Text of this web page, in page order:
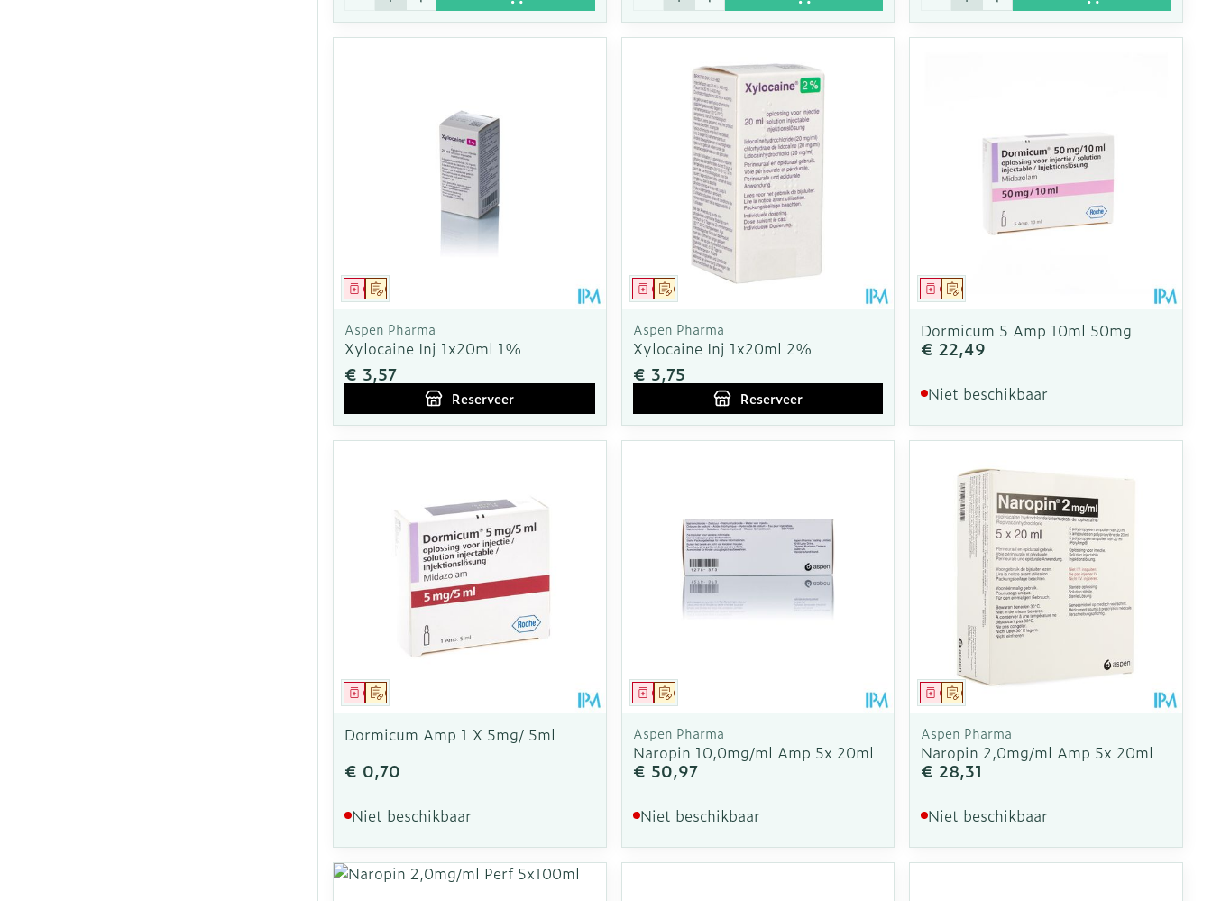
Op voorschrift
Geneesmiddel
Aspen Pharma
Xylocaine Inj 1x20ml 1%
€ 3,57
Reserveer
Op voorschrift
Geneesmiddel
Aspen Pharma
Xylocaine Inj 1x20ml 2%
€ 3,75
Reserveer
Op voorschrift
Geneesmiddel
Dormicum 5 Amp 10ml 50mg
€ 22,49
Niet beschikbaar
Op voorschrift
Geneesmiddel
Dormicum Amp 1 X 5mg/ 5ml
€ 0,70
Niet beschikbaar
Op voorschrift
Geneesmiddel
Aspen Pharma
Naropin 10,0mg/ml Amp 5x 20ml
€ 50,97
Niet beschikbaar
Op voorschrift
Geneesmiddel
Aspen Pharma
Naropin 2,0mg/ml Amp 5x 20ml
€ 28,31
Niet beschikbaar